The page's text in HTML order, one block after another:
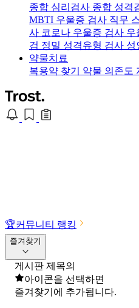
종합 심리검사 종합 성격
MBTI 우울증 검사 직무
사 코로나 우울증 검사 우
검 정밀 성격유형 검사 성
약물치료
복용약 찾기 약물 의존도
🏆커뮤니티 랭킹
즐겨찾기
게시판 제목의
아이콘을 선택하면
즐겨찾기에 추가됩니다.